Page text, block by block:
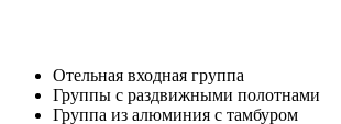
Отельная входная группа
Группы с раздвижными полотнами
Группа из алюминия с тамбуром